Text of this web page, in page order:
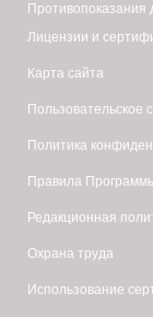
Противопоказания
Лицензии и
Карта сайта
Пользовательское
Политика
Правила
Редакционная
Охрана труда
Использование